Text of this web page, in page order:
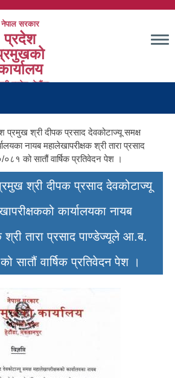
नेपाल सरकार
प्रदेश
प्रदेश, हेटौंडा,
प्रमुख श्री दीपक प्रसाद देवकोटाज्यू समक्ष
नायब महालेखापरीक्षक श्री तारा प्रसाद
को सातौं वार्षिक प्रतिवेदन पेश ।
श्री दीपक प्रसाद देवकोटाज्यू
कार्यालयका नायब
श्री तारा प्रसाद पाण्डेज्यूले आ.ब.
सातौं वार्षिक प्रतिवेदन पेश ।